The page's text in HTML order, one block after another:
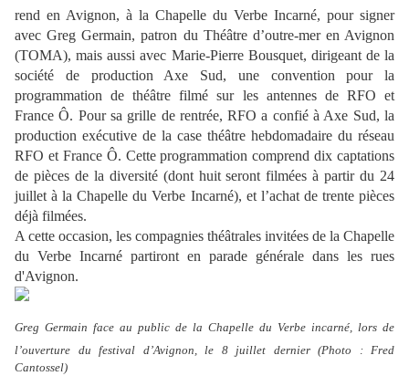
rend en Avignon, à la Chapelle du Verbe Incarné, pour signer
avec Greg Germain, patron du Théâtre d’outre-mer en Avignon
(TOMA), mais aussi avec Marie-Pierre Bousquet, dirigeant de la
société de production Axe Sud, une convention pour la
programmation de théâtre filmé sur les antennes de RFO et
France Ô. Pour sa grille de rentrée, RFO a confié à Axe Sud, la
production exécutive de la case théâtre hebdomadaire du réseau
RFO et France Ô. Cette programmation comprend dix captations
de pièces de la diversité (dont huit seront filmées à partir du 24
juillet à la Chapelle du Verbe Incarné), et l’achat de trente pièces
déjà filmées.
A cette occasion, les compagnies théâtrales invitées de la Chapelle
du Verbe Incarné partiront en parade générale dans les rues
d'Avignon.
Greg Germain face au public de la Chapelle du Verbe incarné, lors de
l’ouverture du festival d’Avignon, le 8 juillet dernier (Photo : Fred
Cantossel)